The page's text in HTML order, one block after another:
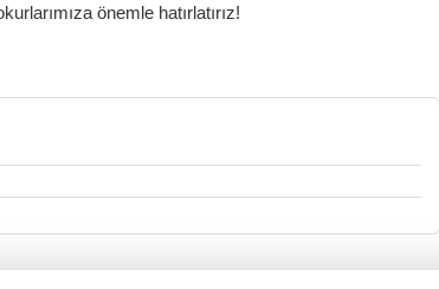
önemle hatırlatırız!